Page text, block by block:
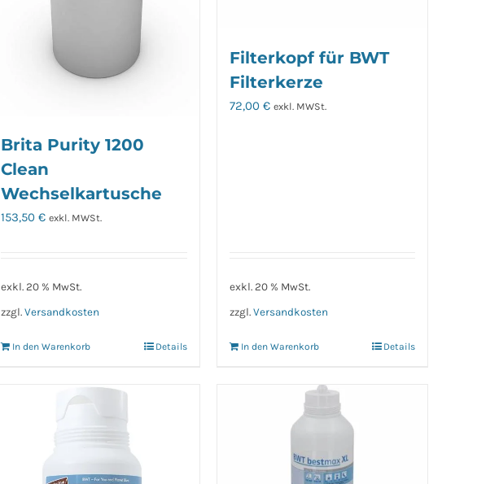
Brita Purity 1200
Clean
Wechselkartusche
153,50€ exkl. MWSt.
exkl. 20 % MwSt.
zzgl.Versandkosten
In den Warenkorb Details
Filterkopf für BWT
Filterkerze
72,00 € exkl. MWSt.
exkl. 20 % MwSt.
zzgl. Versandkosten
In den Warenkorb Details